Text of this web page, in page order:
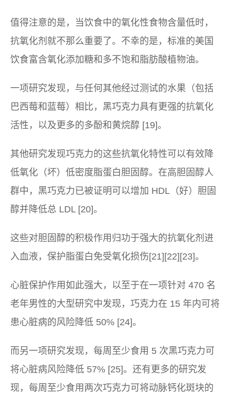
值得注意的是，当饮食中的氧化性食物含量低时，
抗氧化剂就不那么重要了。不幸的是，标准的美国
饮食富含氧化添加糖和多不饱和脂肪酸植物油。
一项研究发现，与任何其他经过测试的水果（包括
巴西莓和蓝莓）相比，黑巧克力具有更强的抗氧化
活性，以及​​更多的多酚和黄烷醇 [19]。
其他研究发现巧克力的这些抗氧化特性可以有效降
低氧化（坏）低密度脂蛋白胆固醇。在高胆固醇人
群中，黑巧克力已被证明可以增加 HDL（好）胆固
醇并降低总 LDL [20]。
这些对胆固醇的积极作用归功于强大的抗氧化剂进
入血液，保护脂蛋白免受氧化损伤[21][22][23]。
心脏保护作用如此强大，以至于在一项针对 470 名
老年男性的大型研究中发现，巧克力在 15 年内可将
患心脏病的风险降低 50% [24]。
而另一项研究发现，每周至少食用 5 次黑巧克力可
将心脏病风险降低 57% [25]。还有更多的研究发
现，每周至少食用两次巧克力可将动脉钙化斑块的